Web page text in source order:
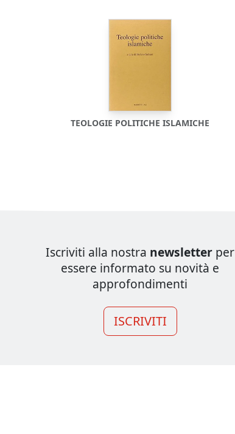
TEOLOGIE POLITICHE ISLAMICHE
Iscriviti alla nostra newsletter per
essere informato su novità e
approfondimenti
ISCRIVITI